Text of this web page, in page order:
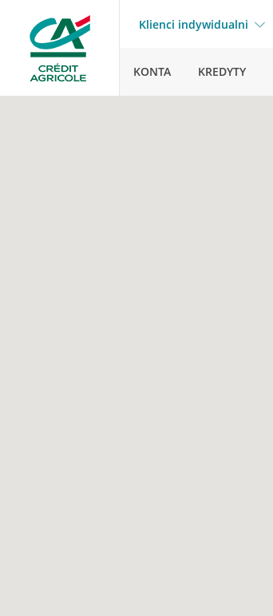
Klienci indywidualni
KONTA KREDYTY